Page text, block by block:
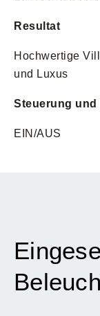
Resultat
Hochwertige
und Luxus
Steuerung und
EIN/AUS